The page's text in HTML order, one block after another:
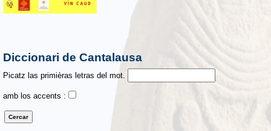
Diccionari de Cantalausa
Picatz las primièras letras del mot.
amb los accents :